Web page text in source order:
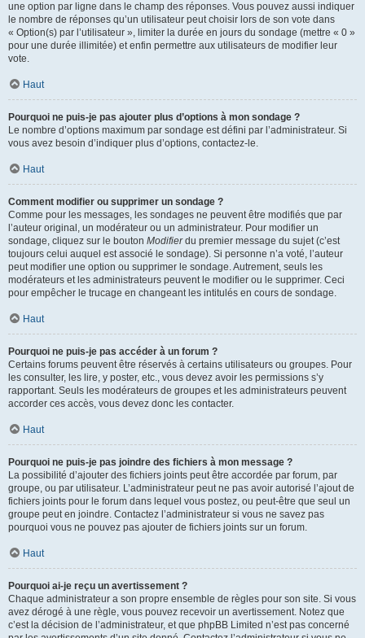
une option par ligne dans le champ des réponses. Vous pouvez aussi indiquer
le nombre de réponses qu’un utilisateur peut choisir lors de son vote dans
« Option(s) par l’utilisateur », limiter la durée en jours du sondage (mettre « 0 »
pour une durée illimitée) et enfin permettre aux utilisateurs de modifier leur
vote.
Haut
Pourquoi ne puis-je pas ajouter plus d’options à mon sondage ?
Le nombre d’options maximum par sondage est défini par l’administrateur. Si
vous avez besoin d’indiquer plus d’options, contactez-le.
Haut
Comment modifier ou supprimer un sondage ?
Comme pour les messages, les sondages ne peuvent être modifiés que par
l’auteur original, un modérateur ou un administrateur. Pour modifier un
sondage, cliquez sur le bouton Modifierdu premier message du sujet (c’est
toujours celui auquel est associé le sondage). Si personne n’a voté, l’auteur
peut modifier une option ou supprimer le sondage. Autrement, seuls les
modérateurs et les administrateurs peuvent le modifier ou le supprimer. Ceci
pour empêcher le trucage en changeant les intitulés en cours de sondage.
Haut
Pourquoi ne puis-je pas accéder à un forum ?
Certains forums peuvent être réservés à certains utilisateurs ou groupes. Pour
les consulter, les lire, y poster, etc., vous devez avoir les permissions s’y
rapportant. Seuls les modérateurs de groupes et les administrateurs peuvent
accorder ces accès, vous devez donc les contacter.
Haut
Pourquoi ne puis-je pas joindre des fichiers à mon message ?
La possibilité d’ajouter des fichiers joints peut être accordée par forum, par
groupe, ou par utilisateur. L’administrateur peut ne pas avoir autorisé l’ajout de
fichiers joints pour le forum dans lequel vous postez, ou peut-être que seul un
groupe peut en joindre. Contactez l’administrateur si vous ne savez pas
pourquoi vous ne pouvez pas ajouter de fichiers joints sur un forum.
Haut
Pourquoi ai-je reçu un avertissement ?
Chaque administrateur a son propre ensemble de règles pour son site. Si vous
avez dérogé à une règle, vous pouvez recevoir un avertissement. Notez que
c’est la décision de l’administrateur, et que phpBB Limited n’est pas concerné